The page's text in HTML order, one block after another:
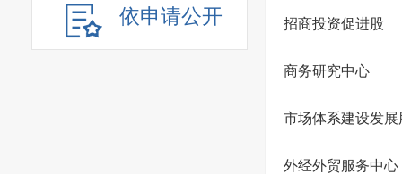
依申请公开 招商投资促进股
商务研究中心
市场体系建设发展
外经外贸服务中心